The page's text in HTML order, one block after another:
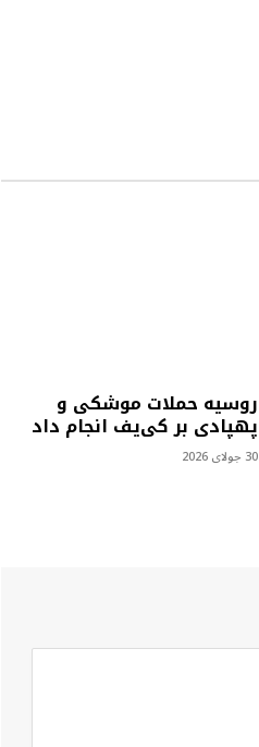
روسیه حملات موشکی و
پهپادی بر کی‌یف انجام داد
30 جولای 2026